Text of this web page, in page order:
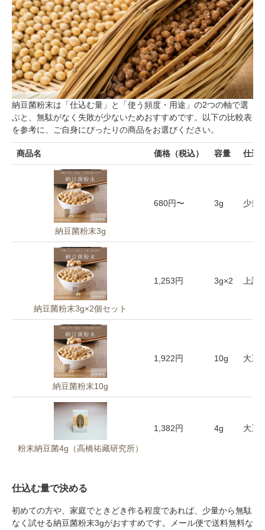
イースター休暇
中では ありま
すがベルリン対
面味噌仕込み会
を行います。今
回はかわしま屋
さんの納豆菌を
使用した納豆仕
込みも実演付き
✨人数に限りが
味のある方、直
接メッセージ下
さい。 (プロフ
ィール☝️からも
飛べます) #kojif
orlife #berlin #m
amavon4 #家庭
からぷくぷく #
発酵 #発酵ママ
#麹がある暮ら
し #ベルリンか
庭で⭕️発酵ライ
フ… https://mutt
iskoji.com . . . ◾️
オンライン＆対
面クラス Instagr
am プロフィー
ル欄から https://
muttiskoji.com/p
roducts/koji_buta
man_202204
japanesefood #ja
pan #マカロニ
メイト #和食 #
くっきんぐらむ
#デリスタグラ
マー #豊かな食
卓#ママリクッ
キング#おうち
ごはん#ロカリ
#ロカリキッチ
フーディーテー
ブル
クッキング#お
うちごはん#ロ
カリ #ロカリキ
ッチン#foodieta
ble#フーディー
納豆菌粉末は「仕込む量」と「使う頻度・用途」の2つの軸で選
ぶと、無駄がなく失敗が少ないためおすすめです。以下の比較表
を参考に、ご自身にぴったりの商品をお選びください。
商品名 価格（税込） 容量 仕込
納豆菌粉末3g
680円〜 3g 少量
納豆菌粉末3g×2個セット
1,253円 3g×2 上記
納豆菌粉末10g
1,922円 10g 大豆
粉末納豆菌4g（高橋祐藏研究所）
1,382円 4g 大豆
仕込む量で決める
初めての方や、家庭でときどき作る程度であれば、少量から無駄
なく試せる納豆菌粉末3gがおすすめです。メール便で送料無料な